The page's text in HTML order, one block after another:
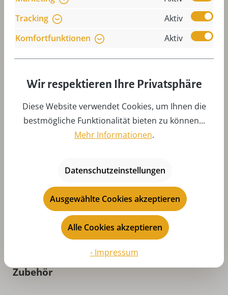
Weihnachtspyramide sein? Auf was muss
Wie wechsle ich das Flügelrad meiner
Wie muss ich die Flügel meiner
Produktgalerie überspringen
Zubehör
Tracking
Aktiv
Komfortfunktionen
Aktiv
Wir respektieren Ihre Privatsphäre
Diese Website verwendet Cookies, um Ihnen die
bestmögliche Funktionalität bieten zu können...
Mehr Informationen.
Datenschutzeinstellungen
Ausgewählte Cookies akzeptieren
Alle Cookies akzeptieren
- Impressum